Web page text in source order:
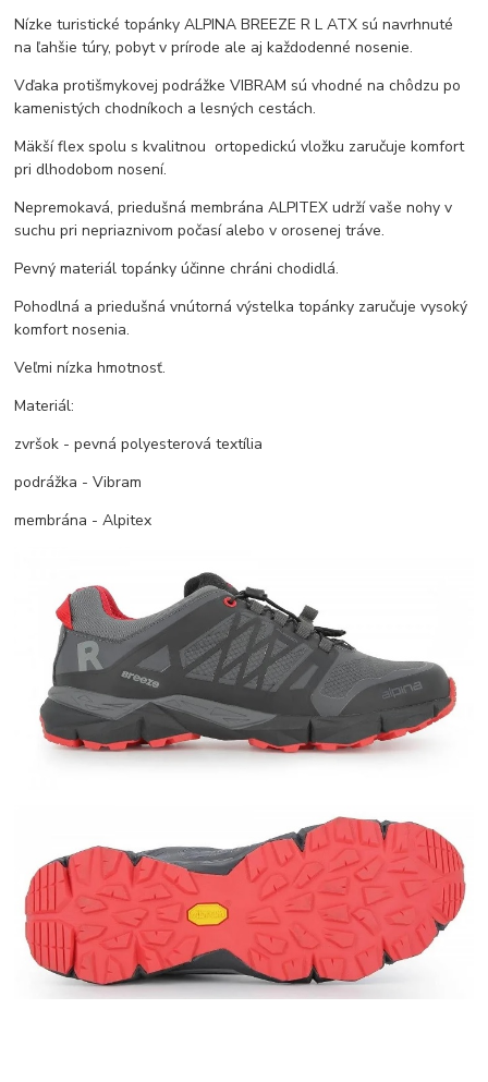
Nízke turistické topánky ALPINA BREEZE R L ATX sú navrhnuté
na ľahšie túry, pobyt v prírode ale aj každodenné nosenie.
Vďaka protišmykovej podrážke VIBRAM sú vhodné na chôdzu po
kamenistých chodníkoch a lesných cestách.
Mäkší flex spolu s kvalitnou ortopedickú vložku zaručuje komfort
pri dlhodobom nosení.
Nepremokavá, priedušná membrána ALPITEX udrží vaše nohy v
suchu pri nepriaznivom počasí alebo v orosenej tráve.
Pevný materiál topánky účinne chráni chodidlá.
Pohodlná a priedušná vnútorná výstelka topánky zaručuje vysoký
komfort nosenia.
Veľmi nízka hmotnosť.
Materiál:
zvršok - pevná polyesterová textília
podrážka - Vibram
membrána - Alpitex